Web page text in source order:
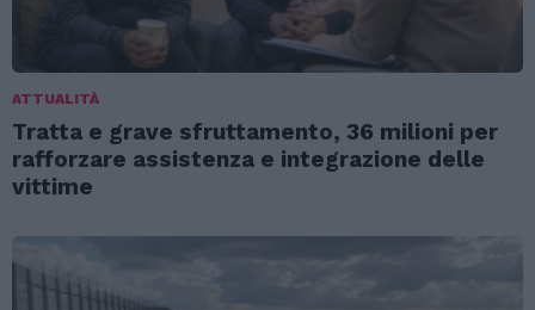
ATTUALITÀ
Tratta e grave sfruttamento, 36 milioni per
rafforzare assistenza e integrazione delle
vittime